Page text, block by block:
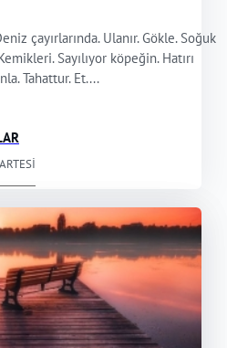
çayırlarında. Ulanır. Gökle. Soğuk
Sayılıyor köpeğin. Hatırı
Tahattur. Et....